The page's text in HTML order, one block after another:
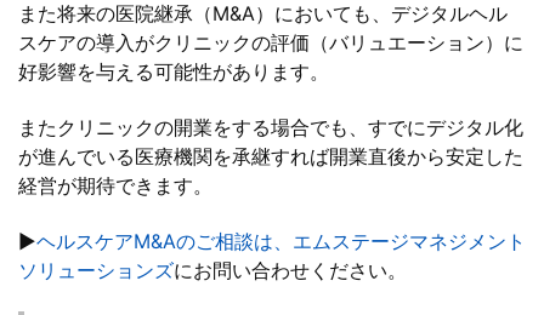
また将来の医院継承（M&A）においても、デジタルヘル
スケアの導入がクリニックの評価（バリュエーション）に
好影響を与える可能性があります。
またクリニックの開業をする場合でも、すでにデジタル化
が進んでいる医療機関を承継すれば開業直後から安定した
経営が期待できます。
▶ヘルスケアM&Aのご相談は、エムステージマネジメント
ソリューションズにお問い合わせください。